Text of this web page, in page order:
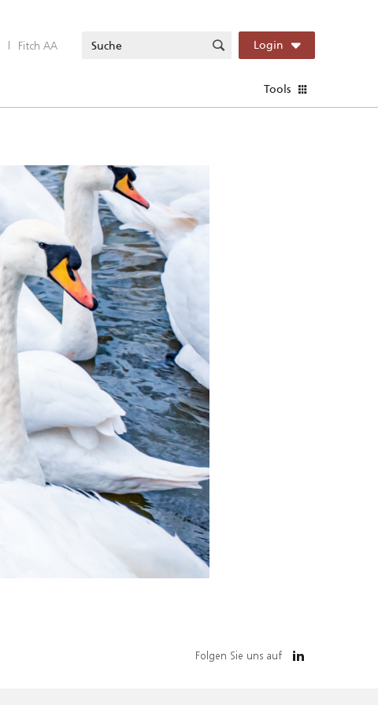
| Fitch AA Login
Tools
Folgen Sie uns auf